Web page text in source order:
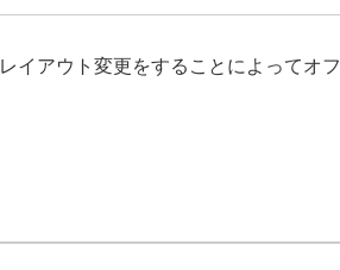
レイアウト変更をすることによってオフ